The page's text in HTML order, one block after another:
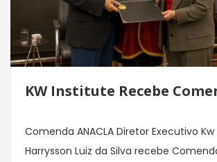
KW Institute Recebe
Comenda ANACLA Diretor Executivo
Harrysson Luiz da Silva recebe